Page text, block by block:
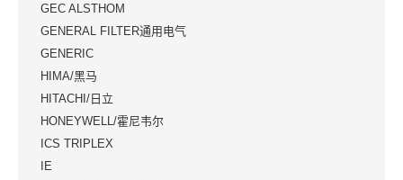
GEC ALSTHOM
GENERAL FILTER通用电气
GENERIC
HIMA/黑马
HITACHI/日立
HONEYWELL/霍尼韦尔
ICS TRIPLEX
IE